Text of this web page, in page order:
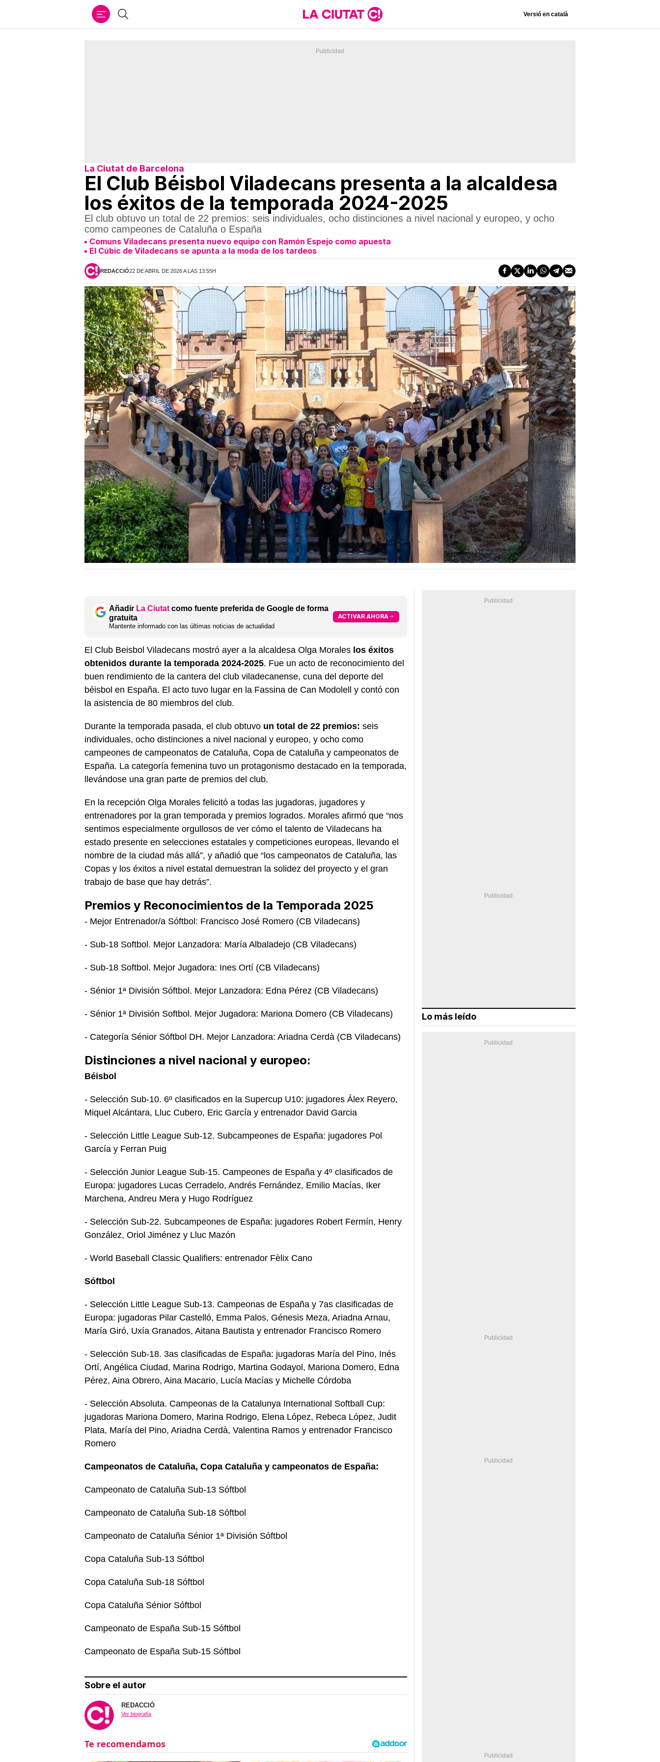
Buscar Versió en català
La Ciutat de Barcelona
El Club Béisbol Viladecans presenta a la alcaldesa
los éxitos de la temporada 2024-2025
El club obtuvo un total de 22 premios: seis individuales, ocho distinciones a nivel nacional y europeo, y ocho
como campeones de Cataluña o España
Comuns Viladecans presenta nuevo equipo con Ramón Espejo como apuesta
El Cúbic de Viladecans se apunta a la moda de los tardeos
REDACCIÓ22 DE ABRIL DE 2026 A LAS 13:55H
Añadir La Ciutat como fuente preferida de Google de forma
gratuita
Mantente informado con las últimas noticias de actualidad
ACTIVAR AHORA
El Club Beisbol Viladecans mostró ayer a la alcaldesa Olga Morales los éxitos
obtenidos durante la temporada 2024-2025. Fue un acto de reconocimiento del
buen rendimiento de la cantera del club viladecanense, cuna del deporte del
béisbol en España. El acto tuvo lugar en la Fassina de Can Modolell y contó con
la asistencia de 80 miembros del club.
Durante la temporada pasada, el club obtuvo un total de 22 premios: seis
individuales, ocho distinciones a nivel nacional y europeo, y ocho como
campeones de campeonatos de Cataluña, Copa de Cataluña y campeonatos de
España. La categoría femenina tuvo un protagonismo destacado en la temporada,
llevándose una gran parte de premios del club.
En la recepción Olga Morales felicitó a todas las jugadoras, jugadores y
entrenadores por la gran temporada y premios logrados. Morales afirmó que “nos
sentimos especialmente orgullosos de ver cómo el talento de Viladecans ha
estado presente en selecciones estatales y competiciones europeas, llevando el
nombre de la ciudad más allá”, y añadió que “los campeonatos de Cataluña, las
Copas y los éxitos a nivel estatal demuestran la solidez del proyecto y el gran
trabajo de base que hay detrás”.
Premios y Reconocimientos de la Temporada 2025
- Mejor Entrenador/a Sóftbol: Francisco José Romero (CB Viladecans)
- Sub-18 Softbol. Mejor Lanzadora: María Albaladejo (CB Viladecans)
- Sub-18 Softbol. Mejor Jugadora: Ines Ortí (CB Viladecans)
- Sénior 1ª División Sóftbol. Mejor Lanzadora: Edna Pérez (CB Viladecans)
- Sénior 1ª División Softbol. Mejor Jugadora: Mariona Domero (CB Viladecans)
- Categoría Sénior Sóftbol DH. Mejor Lanzadora: Ariadna Cerdà (CB Viladecans)
Distinciones a nivel nacional y europeo:
Béisbol
- Selección Sub-10. 6º clasificados en la Supercup U10: jugadores Álex Reyero,
Miquel Alcántara, Lluc Cubero, Eric García y entrenador David Garcia
- Selección Little League Sub-12. Subcampeones de España: jugadores Pol
García y Ferran Puig
- Selección Junior League Sub-15. Campeones de España y 4º clasificados de
Europa: jugadores Lucas Cerradelo, Andrés Fernández, Emilio Macías, Iker
Marchena, Andreu Mera y Hugo Rodríguez
- Selección Sub-22. Subcampeones de España: jugadores Robert Fermín, Henry
González, Oriol Jiménez y Lluc Mazón
- World Baseball Classic Qualifiers: entrenador Fèlix Cano
Sóftbol
- Selección Little League Sub-13. Campeonas de España y 7as clasificadas de
Europa: jugadoras Pilar Castelló, Emma Palos, Génesis Meza, Ariadna Arnau,
María Giró, Uxía Granados, Aitana Bautista y entrenador Francisco Romero
- Selección Sub-18. 3as clasificadas de España: jugadoras María del Pino, Inés
Ortí, Angélica Ciudad, Marina Rodrigo, Martina Godayol, Mariona Domero, Edna
Pérez, Aina Obrero, Aina Macario, Lucía Macías y Michelle Córdoba
- Selección Absoluta. Campeonas de la Catalunya International Softball Cup:
jugadoras Mariona Domero, Marina Rodrigo, Elena López, Rebeca López, Judit
Plata, María del Pino, Ariadna Cerdà, Valentina Ramos y entrenador Francisco
Romero
Campeonatos de Cataluña, Copa Cataluña y campeonatos de España:
Campeonato de Cataluña Sub-13 Sóftbol
Campeonato de Cataluña Sub-18 Sóftbol
Campeonato de Cataluña Sénior 1ª División Sóftbol
Copa Cataluña Sub-13 Sóftbol
Copa Cataluña Sub-18 Sóftbol
Copa Cataluña Sénior Sóftbol
Campeonato de España Sub-15 Sóftbol
Campeonato de España Sub-15 Sóftbol
Sobre el autor
REDACCIÓ
Ver biografía
Lo más leído